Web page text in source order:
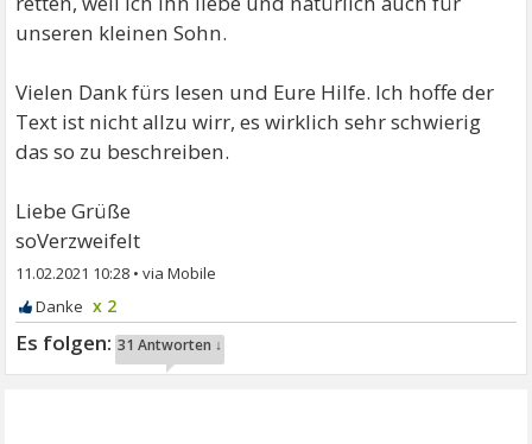
unseren kleinen Sohn.
Vielen Dank fürs lesen und Eure Hilfe. Ich hoffe der
Text ist nicht allzu wirr, es wirklich sehr schwierig
das so zu beschreiben.
Liebe Grüße
soVerzweifelt
11.02.2021 10:28 •
x 2
31 Antworten ↓